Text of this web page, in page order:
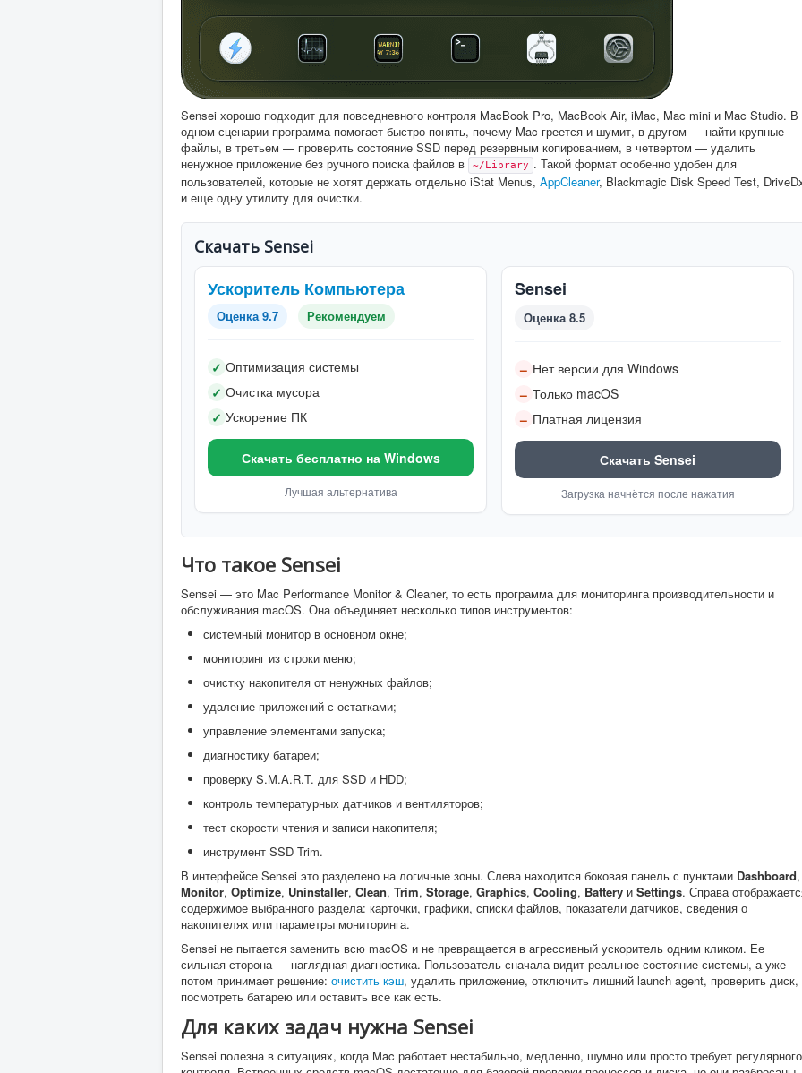
Sensei хорошо подходит для повседневного контроля MacBook Pro, MacBook Air, iMac, Mac mini и Mac Studio. В
одном сценарии программа помогает быстро понять, почему Mac греется и шумит, в другом — найти крупные
файлы, в третьем — проверить состояние SSD перед резервным копированием, в четвертом — удалить
ненужное приложение без ручного поиска файлов в
~/Library . Такой формат особенно удобен для
пользователей, которые не хотят держать отдельно iStat Menus, AppCleaner, Blackmagic Disk Speed Test,
и еще одну утилиту для очистки.
Скачать Sensei
Ускоритель Компьютера
Оценка 9.7 Рекомендуем
✓ Оптимизация системы
✓ Очистка мусора
✓ Ускорение ПК
Скачать бесплатно на Windows
Лучшая альтернатива
Sensei
Оценка 8.5
– Нет версии для Windows
– Только macOS
– Платная лицензия
Скачать Sensei
Загрузка начнётся после нажатия
Что такое Sensei
Sensei — это Mac Performance Monitor & Cleaner, то есть программа для мониторинга производительности и
обслуживания macOS. Она объединяет несколько типов инструментов:
системный монитор в основном окне;
мониторинг из строки меню;
очистку накопителя от ненужных файлов;
удаление приложений с остатками;
управление элементами запуска;
диагностику батареи;
проверку S.M.A.R.T. для SSD и HDD;
контроль температурных датчиков и вентиляторов;
тест скорости чтения и записи накопителя;
инструмент SSD Trim.
В интерфейсе Sensei это разделено на логичные зоны. Слева находится боковая панель с пунктами Dashboard,
Monitor, Optimize, Uninstaller, Clean, Trim, Storage, Graphics, Cooling, Battery и Settings. Справа
содержимое выбранного раздела: карточки, графики, списки файлов, показатели датчиков, сведения о
накопителях или параметры мониторинга.
Sensei не пытается заменить всю macOS и не превращается в агрессивный ускоритель одним кликом. Ее
сильная сторона — наглядная диагностика. Пользователь сначала видит реальное состояние системы, а уже
потом принимает решение: очистить кэш, удалить приложение, отключить лишний launch agent, проверить диск,
посмотреть батарею или оставить все как есть.
Для каких задач нужна Sensei
Sensei полезна в ситуациях, когда Mac работает нестабильно, медленно, шумно или просто требует регулярного